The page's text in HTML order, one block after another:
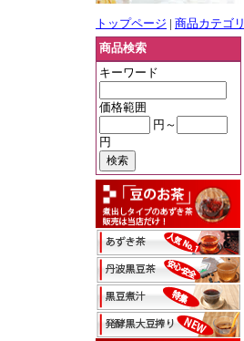
トップページ | 商品カテゴリ
商品検索
キーワード
価格範囲
円～
円